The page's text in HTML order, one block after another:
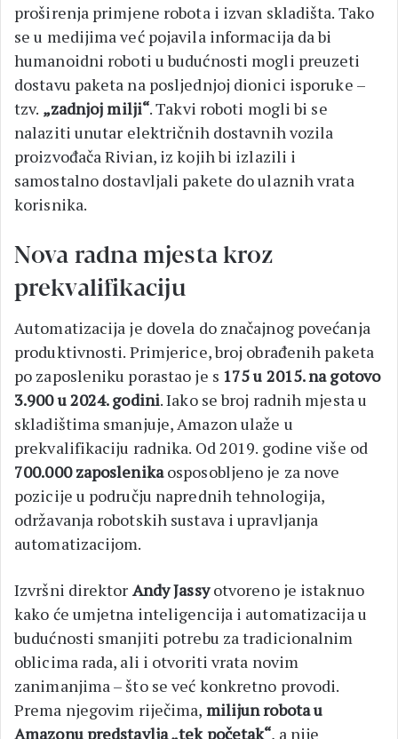
proširenja primjene robota i izvan skladišta. Tako
se u medijima već pojavila informacija da bi
humanoidni roboti u budućnosti mogli preuzeti
dostavu paketa na posljednjoj dionici isporuke –
tzv. „zadnjoj milji“. Takvi roboti mogli bi se
nalaziti unutar električnih dostavnih vozila
proizvođača Rivian, iz kojih bi izlazili i
samostalno dostavljali pakete do ulaznih vrata
korisnika.
Nova radna mjesta kroz
prekvalifikaciju
Automatizacija je dovela do značajnog povećanja
produktivnosti. Primjerice, broj obrađenih paketa
po zaposleniku porastao je s 175 u 2015. na gotovo
3.900 u 2024. godini. Iako se broj radnih mjesta u
skladištima smanjuje, Amazon ulaže u
prekvalifikaciju radnika. Od 2019. godine više od
700.000 zaposlenikaosposobljeno je za nove
pozicije u području naprednih tehnologija,
održavanja robotskih sustava i upravljanja
automatizacijom.
Izvršni direktor Andy Jassyotvoreno je istaknuo
kako će umjetna inteligencija i automatizacija u
budućnosti smanjiti potrebu za tradicionalnim
oblicima rada, ali i otvoriti vrata novim
zanimanjima – što se već konkretno provodi.
Prema njegovim riječima, milijun robota u
Amazonu predstavlja „tek početak“, a nije